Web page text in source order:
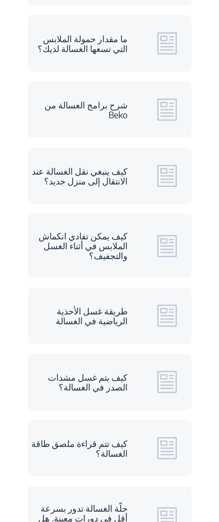
ما مقدار حمولة الملابس
التي تسعها الغسالة لديك؟
شرح برامج الغسالة من
Beko
كيف ينبغي نقل الغسالة عند
الانتقال إلى منزل جديد؟
كيف يمكن تفادي انكماش
الملابس في أثناء الغسل
والتجفيف؟
طريقة غسل الأحذية
الرياضية في الغسالة
كيف يتم غسل مشدات
الصدر في الغسالة؟
كيف تتم قراءة ملصق طاقة
الغسالة؟
حلّة الغسالة تدور بسرعة
أقل في دورات معينة. هل